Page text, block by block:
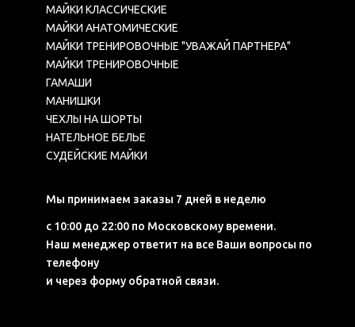
МАЙКИ КЛАССИЧЕСКИЕ
МАЙКИ АНАТОМИЧЕСКИЕ
МАЙКИ ТРЕНИРОВОЧНЫЕ "УВАЖАЙ ПАРТНЕРА"
МАЙКИ ТРЕНИРОВОЧНЫЕ
ГАМАШИ
МАНИШКИ
ЧЕХЛЫ НА ШОРТЫ
НАТЕЛЬНОЕ БЕЛЬЕ
СУДЕЙСКИЕ МАЙКИ
Мы принимаем заказы 7 дней в неделю
с 10:00 до 22:00 по Московскому времени.
Наш менеджер ответит на все Ваши вопросы по
телефону
и через форму обратной связи.